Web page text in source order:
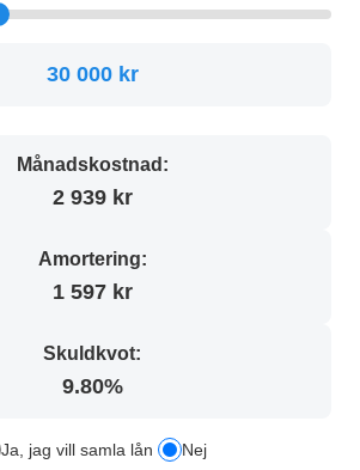
30 000 kr
Månadskostnad:
2 939 kr
Amortering:
1 597 kr
Skuldkvot:
9.80%
Ja, jag vill samla lån Nej